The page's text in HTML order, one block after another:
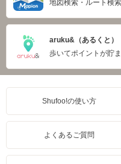
地図検索・ルート検索
aruku&（あるくと）
歩いてポイントが貯
Shufoo!の使い方
よくあるご質問